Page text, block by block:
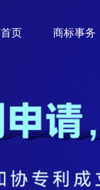
首页 商标事务